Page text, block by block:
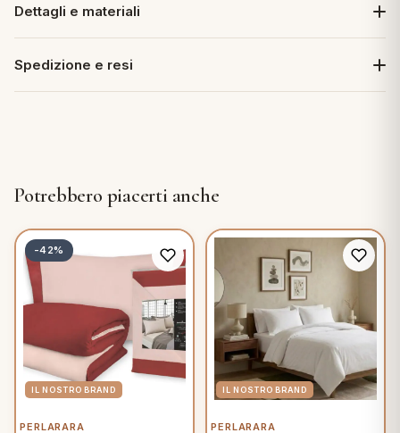
e Pigiami
Dettagli e materiali
Spedizione e resi
Potrebbero piacerti anche
-42%
PERLARARA PERLARARA